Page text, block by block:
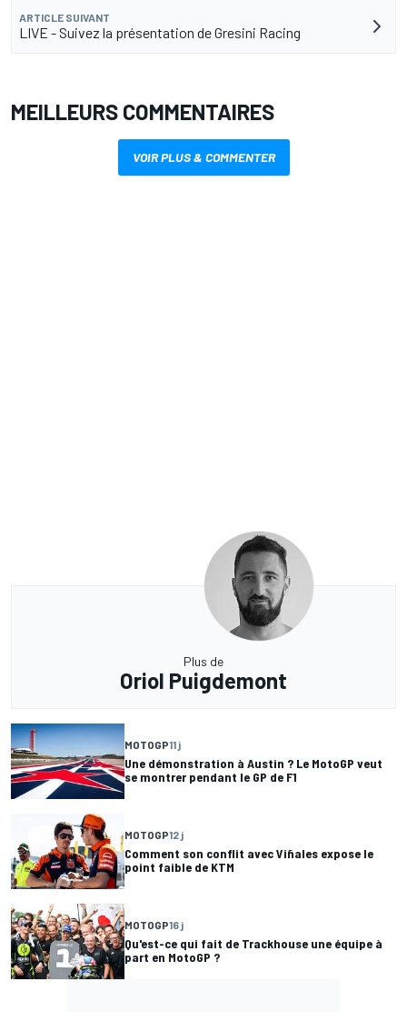
ARTICLE SUIVANT
LIVE - Suivez la présentation de Gresini Racing
MEILLEURS COMMENTAIRES
VOIR PLUS & COMMENTER
Plus de
Oriol Puigdemont
MOTOGP11 j
Une démonstration à Austin ? Le MotoGP veut
se montrer pendant le GP de F1
MOTOGP12 j
Comment son conflit avec Viñales expose le
point faible de KTM
MOTOGP16 j
Qu'est-ce qui fait de Trackhouse une équipe à
part en MotoGP ?